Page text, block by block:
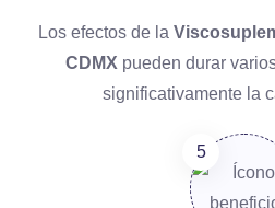
Los efectos de la
CDMX pueden durar
significativamente la